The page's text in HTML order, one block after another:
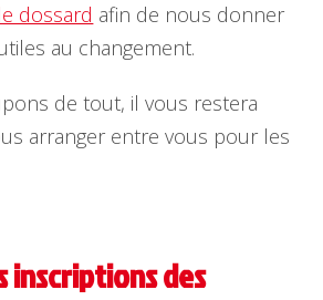
dossard afin de nous donner
au changement.
de tout, il vous restera
arranger entre vous pour les
inscriptions des